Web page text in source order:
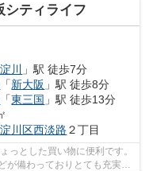
シティライフ
川
」駅 徒歩7分
「新大阪 」駅 徒歩8分
「東三国 」駅 徒歩13分
川区西淡路 ２丁目
っとした買い物に便利です。
が備わっておりとても充実し